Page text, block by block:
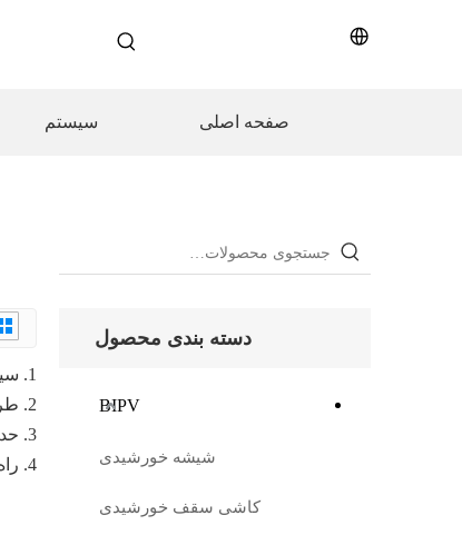
صفحه اصلی سیستم
1. سیستم ذخیره انرژی ترکیبی از اینورتر برق و باتری های لیتیوم آهن فسفات با هم
2. طراحی ماژول برای باتری، هر ماژول باتری 5/10 کیلووات ساعت است، حداکثر 4 ماژول موازی در دسترس است
3. حداکثر 5 کیلو وات خروجی موج سینوسی خالص از DC به AC
4. راه های چند ورودی از شبکه، برق PV و برق باتری
دسته بندی محصول
BIPV
شیشه خورشیدی
کاشی سقف خورشیدی